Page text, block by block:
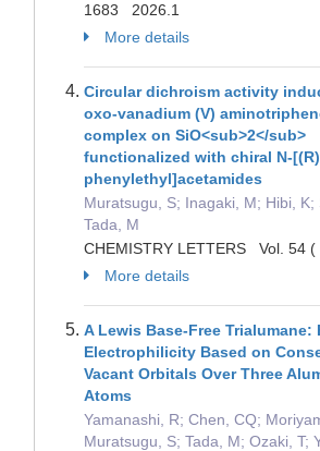
1683 2026.1
More details
Circular dichroism activity
oxo-vanadium (V)
complex on SiO<sub>2</sub>
functionalized with chiral N-
phenylethyl]acetamides
Muratsugu, S; Inagaki, M; Hibi, K;
Tada, M
CHEMISTRY LETTERS Vol. 54
More details
A Lewis Base-Free Trialumane:
Electrophilicity Based on
Vacant Orbitals Over Three
Atoms
Yamanashi, R; Chen, CQ;
Muratsugu, S; Tada, M; Ozaki, T;